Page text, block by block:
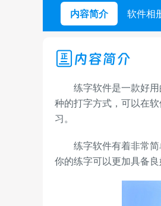
内容简介 软件相
内容简介
练字软件是一款好用
种的打字方式，可以在
习。
练字软件有着非常简
你的练字可以更加具备良